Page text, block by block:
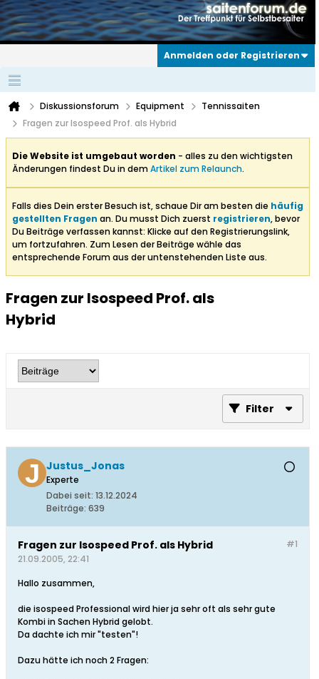
Anmelden oder Registrieren
Diskussionsforum Equipment
Tennissaiten
Fragen zur Isospeed Prof. als Hybrid
Die Website ist umgebaut worden - alles zu den wichtigsten
Änderungen findest Du in demArtikel zum Relaunch.
Falls dies Dein erster Besuch ist, schaue Dir am besten die häufig
gestellten Fragen an. Du musst Dich zuerst registrieren, bevor
Du Beiträge verfassen kannst: Klicke auf den Registrierungslink,
um fortzufahren. Zum Lesen der Beiträge wähle das
entsprechende Forum aus der untenstehenden Liste aus.
Fragen zur Isospeed Prof. als
Hybrid
Filter
Justus_Jonas
Experte
Dabei seit: 13.12.2024
Beiträge: 639
#1
Fragen zur Isospeed Prof. als Hybrid
21.09.2005, 22:41
Hallo zusammen,
die isospeed Professional wird hier ja sehr oft als sehr gute
Kombi in Sachen Hybrid gelobt.
Da dachte ich mir "testen"!
Dazu hätte ich noch 2 Fragen: